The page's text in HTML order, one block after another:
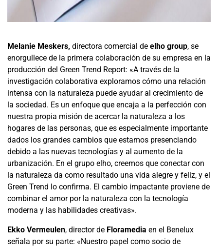
Melanie Meskers, directora comercial de elho group, se
enorgullece de la primera colaboración de su empresa en la
producción del Green Trend Report: «A través de la
investigación colaborativa exploramos cómo una relación
intensa con la naturaleza puede ayudar al crecimiento de
la sociedad. Es un enfoque que encaja a la perfección con
nuestra propia misión de acercar la naturaleza a los
hogares de las personas, que es especialmente importante
dados los grandes cambios que estamos presenciando
debido a las nuevas tecnologías y al aumento de la
urbanización. En el grupo elho, creemos que conectar con
la naturaleza da como resultado una vida alegre y feliz, y el
Green Trend lo confirma. El cambio impactante proviene de
combinar el amor por la naturaleza con la tecnología
moderna y las habilidades creativas».
Ekko Vermeulen, director de Floramedia en el Benelux
señala por su parte: «Nuestro papel como socio de